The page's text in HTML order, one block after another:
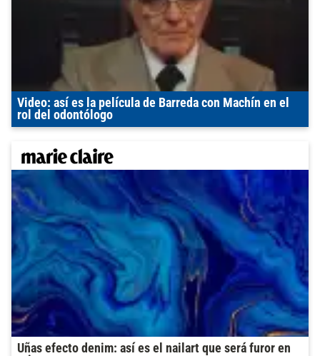
Video: así es la película de Barreda con Machín en el
rol del odontólogo
Uñas efecto denim: así es el nailart que será furor en